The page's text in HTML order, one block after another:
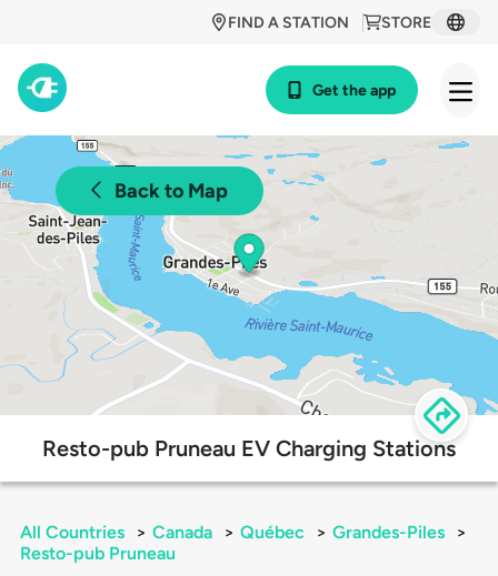
STORE
FIND A STATION
Get the app
Back to Map
Resto-pub Pruneau EV Charging Stations
All Countries > Canada > Québec > Grandes-Piles
>
Resto-pub Pruneau